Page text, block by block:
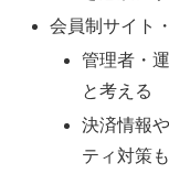
会員制サイト
管理者・
と考える
決済情報
ティ対策